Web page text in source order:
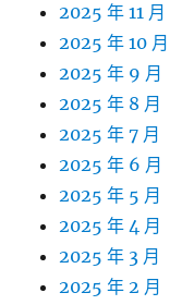
2025 年 11 月
2025 年 10 月
2025 年 9 月
2025 年 8 月
2025 年 7 月
2025 年 6 月
2025 年 5 月
2025 年 4 月
2025 年 3 月
2025 年 2 月